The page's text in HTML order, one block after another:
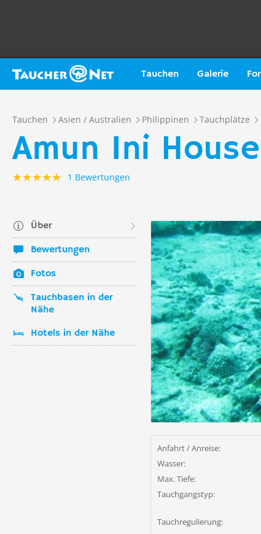
Tauchen Galerie
Tauchen Asien / Australien Philippinen Tauchplätze
Amun Ini
1 Bewertungen
Über
Bewertungen
Fotos
Tauchbasen in der
Nähe
Hotels in der Nähe
Anfahrt / Anreise:
Wasser:
Max. Tiefe:
Tauchgangstyp:
Tauchregulierung: